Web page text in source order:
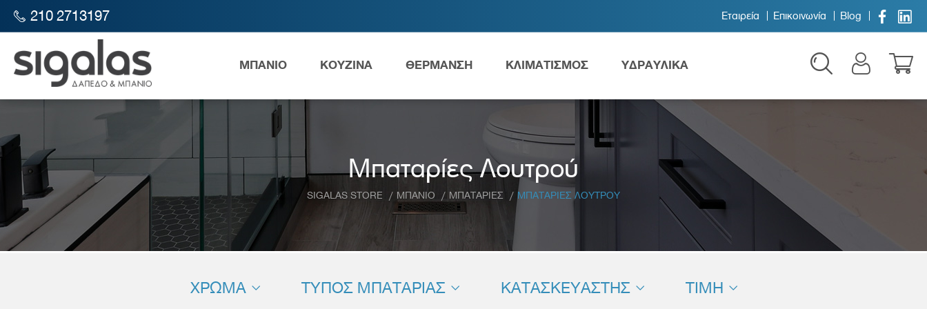
210 2713197 Εταιρεία Επικοινωνία Blog  
ΜΠΑΝΙΟ
Λεκάνες Παιδικά
ΚΟΥΖΙΝΑ ΘΕΡΜΑΝΣΗ ΚΛΙΜΑΤΙΣΜΟΣ ΥΔΡΑΥΛΙΚΑ
SIGALAS STORE ΜΠΑΝΙΟ ΜΠΑΤΑΡΙΕΣ ΜΠΑΤΑΡΙΕΣ ΛΟΥΤΡΟΥ
Μπαταρίες Λουτρού
ΧΡΩΜΑ ΤΥΠΟΣ ΜΠΑΤΑΡΙΑΣ ΚΑΤΑΣΚΕΥΑΣΤΗΣ ΤΙΜΗ